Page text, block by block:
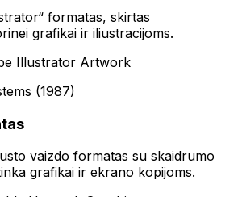
formatas, skirtas
grafikai ir iliustracijoms.
Illustrator Artwork
(1987)
vaizdo formatas su skaidrumo
grafikai ir ekrano kopijoms.